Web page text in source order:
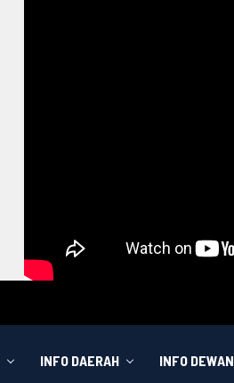
INFO DAERAH INFO DEWAN